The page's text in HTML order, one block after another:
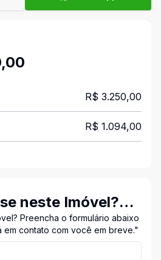
R$ 3.250,00
R$ 1.094,00
neste Imóvel?
Conosco!"
Preencha o formulário abaixo
em contato com você em breve."